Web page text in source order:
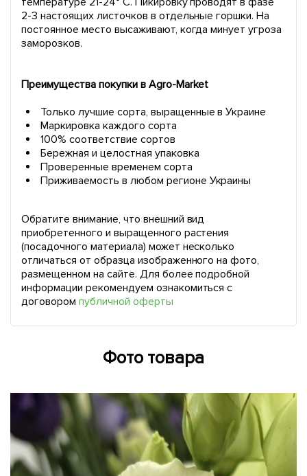
2-3 настоящих листочков в отдельные горшки. На
постоянное место высаживают, когда минует угроза
заморозков.
Преимущества покупки в Agro-Market
Только лучшие сорта, выращенные в Украине
Маркировка каждого сорта
100% соответствие сортов
Бережная и целостная упаковка
Проверенные временем сорта
Приживаемость в любом регионе Украины
Обратите внимание, что внешний вид
приобретенного и выращенного растения
(посадочного материала) может несколько
отличаться от образца изображенного на фото,
размещенном на сайте. Для более подробной
информации рекомендуем ознакомиться с
договором публичной оферты
Фото товара